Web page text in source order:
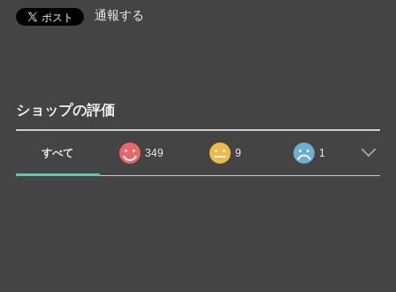
通報する
ショップの評価
すべて 349 9 1